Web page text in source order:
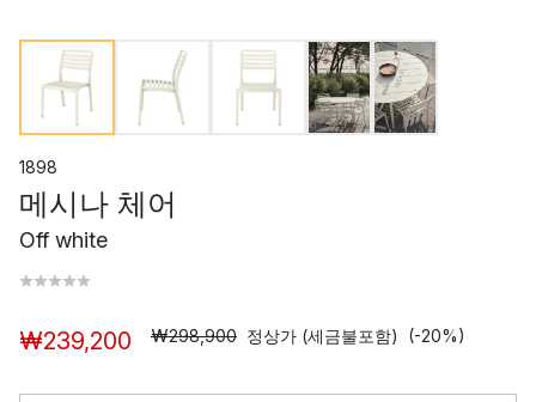
1898
메시나 체어
Off white
₩239,200 ₩298,900 정상가 (세금불포함) (-20%)